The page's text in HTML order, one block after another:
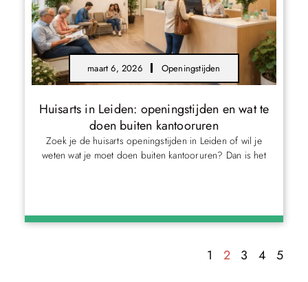
maart 6, 2026 Openingstijden
Huisarts in Leiden: openingstijden en wat te
doen buiten kantooruren
Zoek je de huisarts openingstijden in Leiden of wil je
weten wat je moet doen buiten kantooruren? Dan is het
1 2 3 4 5